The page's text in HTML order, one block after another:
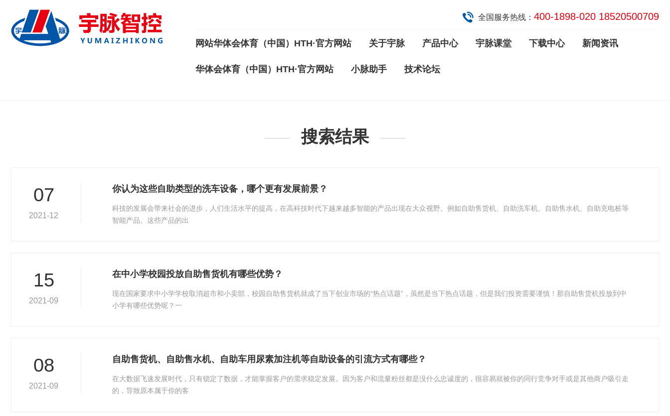
全国服务热线： 400-1898-020 18520500709
网站华体会体育（中国）HTH·官方网站 关于宇脉 产品中心 宇脉课堂 下载中心 新闻资讯
华体会体育（中国）HTH·官方网站 小脉助手 技术论坛
搜索结果
07
2021-12
你认为这些自助类型的洗车设备，哪个更有发展前景？
科技的发展会带来社会的进步，人们生活水平的提高，在高科技时代下越来越多智能的产品出现在大众视野。例如自助售货机、自助洗车机、自助售水机、自助充电桩等
智能产品。这些产品的出
15
2021-09
在中小学校园投放自助售货机有哪些优势？
现在国家要求中小学学校取消超市和小卖部，校园自助售货机就成了当下创业市场的“热点话题”，虽然是当下热点话题，但是我们投资需要谨慎！那自助售货机投放到中
小学有哪些优势呢？一
08
2021-09
自助售货机、自助售水机、自助车用尿素加注机等自助设备的引流方式有哪些？
在大数据飞速发展时代，只有锁定了数据，才能掌握客户的需求稳定发展。因为客户和流量粉丝都是没什么忠诚度的，很容易就被你的同行竞争对手或是其他商户吸引走
的，导致原本属于你的客